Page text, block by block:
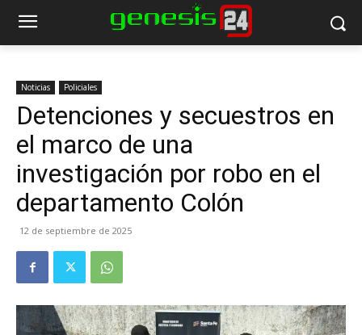
Noticias Policiales
Detenciones y secuestros en
el marco de una
investigación por robo en el
departamento Colón
12 de septiembre de 2025